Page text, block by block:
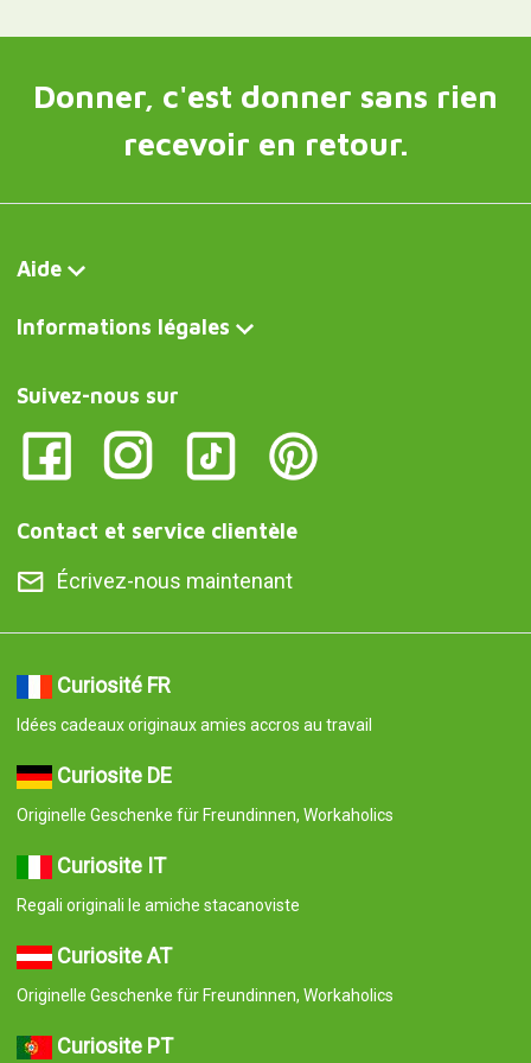
Donner, c'est donner sans rien
recevoir en retour.
Aide
Informations légales
Suivez-nous sur
Contact et service clientèle
Écrivez-nous maintenant
Curiosité FR
Idées cadeaux originaux amies accros au travail
Curiosite DE
Originelle Geschenke für Freundinnen, Workaholics
Curiosite IT
Regali originali le amiche stacanoviste
Curiosite AT
Originelle Geschenke für Freundinnen, Workaholics
Curiosite PT